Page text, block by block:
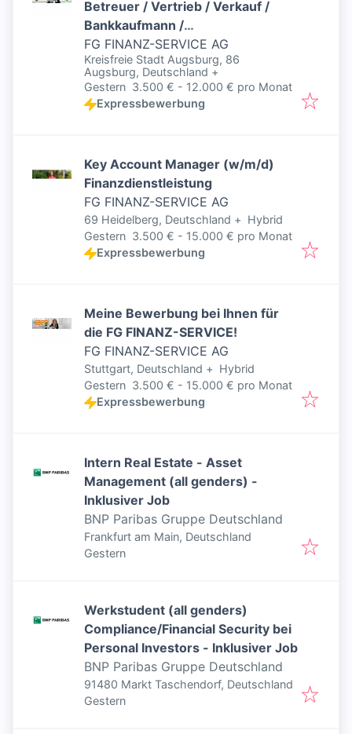
Betreuer / Vertrieb / Verkauf /
Bankkaufmann /
Versicherungskaufmann (w/m/d)
FG FINANZ-SERVICE AG
Kreisfreie Stadt Augsburg, 86
Augsburg, Deutschland +
Veröffentlicht:
Gestern 3.500 € - 12.000 € pro Monat
Expressbewerbung
Key Account Manager (w/m/d)
Finanzdienstleistung
FG FINANZ-SERVICE AG
69 Heidelberg, Deutschland + Hybrid
Veröffentlicht:
Gestern 3.500 € - 15.000 € pro Monat
Expressbewerbung
Meine Bewerbung bei Ihnen für
die FG FINANZ-SERVICE!
FG FINANZ-SERVICE AG
Stuttgart, Deutschland + Hybrid
Veröffentlicht:
Gestern 3.500 € - 15.000 € pro Monat
Expressbewerbung
Intern Real Estate - Asset
Management (all genders) -
Inklusiver Job
BNP Paribas Gruppe Deutschland
Frankfurt am Main, Deutschland
Veröffentlicht
Gestern
Werkstudent (all genders)
Compliance/Financial Security bei
Personal Investors - Inklusiver Job
BNP Paribas Gruppe Deutschland
91480 Markt Taschendorf, Deutschland
Veröffentlicht
Gestern